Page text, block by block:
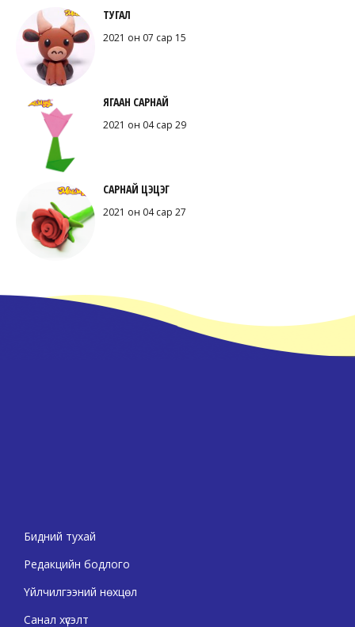
ТУГАЛ
2021 он 07 сар 15
ЯГААН САРНАЙ
2021 он 04 сар 29
САРНАЙ ЦЭЦЭГ
2021 он 04 сар 27
Бидний тухай
Редакцийн бодлого
Үйлчилгээний нөхцөл
Санал хүсэлт